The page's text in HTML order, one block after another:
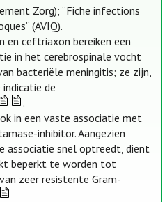
Zorg); “Fiche infections
(AVIQ).
en ceftriaxon bereiken een
in het cerebrospinale vocht
bacteriële meningitis; ze zijn,
indicatie de
.
in een vaste associatie met
inhibitor. Aangezien
associatie snel optreedt, dient
beperkt te worden tot
zeer resistente Gram-